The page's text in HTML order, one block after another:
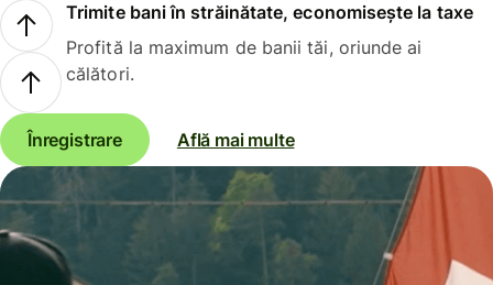
Trimite bani în străinătate, economisește la taxe
Profită la maximum de banii tăi, oriunde ai
călători.
Înregistrare Află mai multe